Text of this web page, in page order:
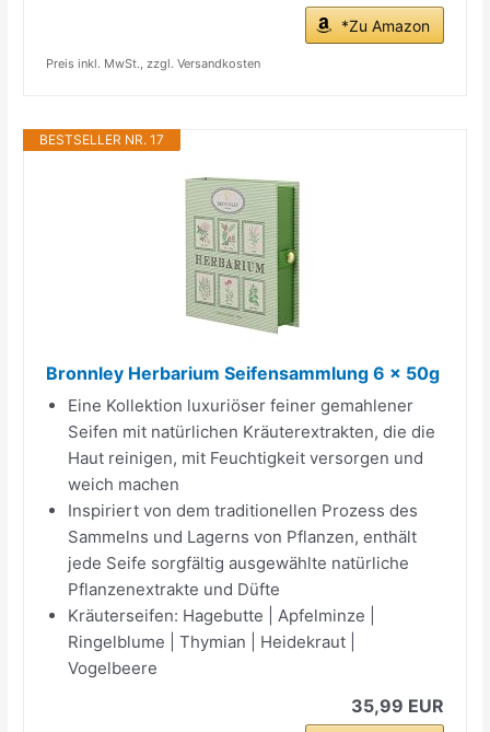
*Zu Amazon
Preis inkl. MwSt., zzgl. Versandkosten
BESTSELLER NR. 17
Bronnley Herbarium Seifensammlung 6 x 50g
Eine Kollektion luxuriöser feiner gemahlener
Seifen mit natürlichen Kräuterextrakten, die die
Haut reinigen, mit Feuchtigkeit versorgen und
weich machen
Inspiriert von dem traditionellen Prozess des
Sammelns und Lagerns von Pflanzen, enthält
jede Seife sorgfältig ausgewählte natürliche
Pflanzenextrakte und Düfte
Kräuterseifen: Hagebutte | Apfelminze |
Ringelblume | Thymian | Heidekraut |
Vogelbeere
35,99 EUR